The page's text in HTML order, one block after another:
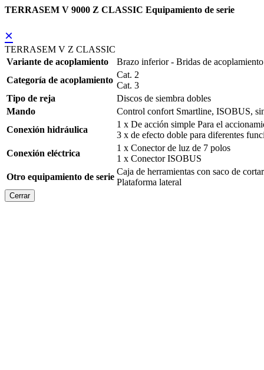
TERRASEM V 9000 Z CLASSIC Equipamiento de serie
×
TERRASEM V Z CLASSIC
Variante de acoplamiento
Brazo inferior - Bridas de acoplamiento
Categoría de acoplamiento
Cat. 2
Cat. 3
Tipo de reja
Discos de siembra dobles
Mando
Control confort Smartline, ISOBUS,
Conexión hidráulica
1 x De acción simple Para el
3 x de efecto doble para diferentes
Conexión eléctrica
1 x Conector de luz de 7 polos
1 x Conector ISOBUS
Otro equipamiento de serie
Caja de herramientas con saco de cortar
Plataforma lateral
Cerrar